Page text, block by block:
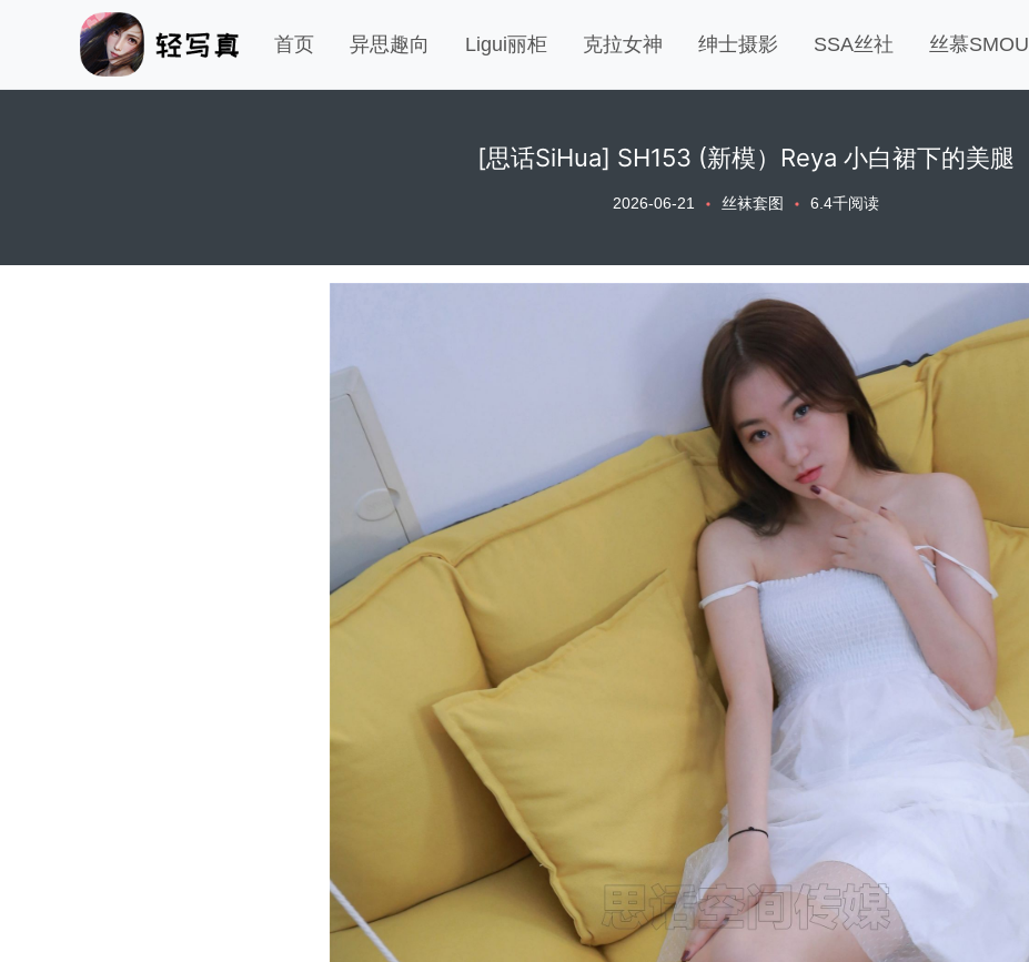
首页 异思趣向 Ligui丽柜 克拉女神 绅士摄影 SSA丝社 丝慕SMOU
[思话SiHua] SH153 (新模）Reya 小白裙下的美腿
2026-06-21 丝袜套图 6.4千阅读